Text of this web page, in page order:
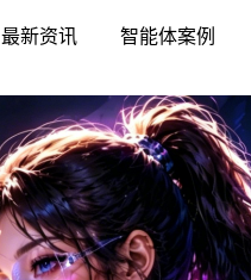
最新资讯 智能体案例